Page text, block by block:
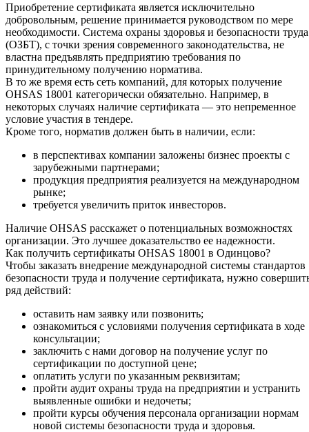
Приобретение сертификата является исключительно
добровольным, решение принимается руководством по мере
необходимости. Система охраны здоровья и безопасности труда
(ОЗБТ), с точки зрения современного законодательства, не
властна предъявлять предприятию требования по
принудительному получению норматива.
В то же время есть сеть компаний, для которых получение
OHSAS 18001 категорически обязательно. Например, в
некоторых случаях наличие сертификата — это непременное
условие участия в тендере.
Кроме того, норматив должен быть в наличии, если:
в перспективах компании заложены бизнес проекты с
зарубежными партнерами;
продукция предприятия реализуется на международном
рынке;
требуется увеличить приток инвесторов.
Наличие OHSAS расскажет о потенциальных возможностях
организации. Это лучшее доказательство ее надежности.
Как получить сертификаты OHSAS 18001 в Одинцово?
Чтобы заказать внедрение международной системы стандартов
безопасности труда и получение сертификата, нужно
ряд действий:
оставить нам заявку или позвонить;
ознакомиться с условиями получения сертификата в ходе
консультации;
заключить с нами договор на получение услуг по
сертификации по доступной цене;
оплатить услуги по указанным реквизитам;
пройти аудит охраны труда на предприятии и устранить
выявленные ошибки и недочеты;
пройти курсы обучения персонала организации нормам
новой системы безопасности труда и здоровья.